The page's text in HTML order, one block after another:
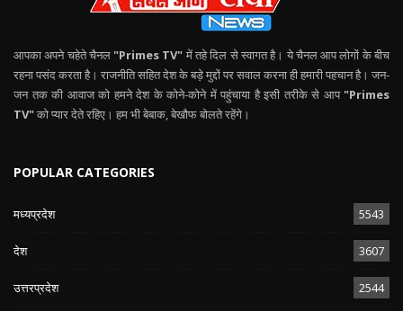
आपका अपने चहेते चैनल "Primes TV" में तहे दिल से स्वागत है। ये चैनल आप लोगों के बीच
रहना पसंद करता है। राजनीति सहित देश के बड़े मुद्दों पर सवाल करना ही हमारी पहचान है। जन-
जन तक की आवाज को हमने देश के कोने-कोने में पहुंचाया है इसी तरीके से आप "Primes
TV"को प्यार देते रहिए। हम भी बेबाक, बेखौफ बोलते रहेंगे।
POPULAR CATEGORIES
मध्यप्रदेश 5543
देश 3607
उत्तरप्रदेश 2544